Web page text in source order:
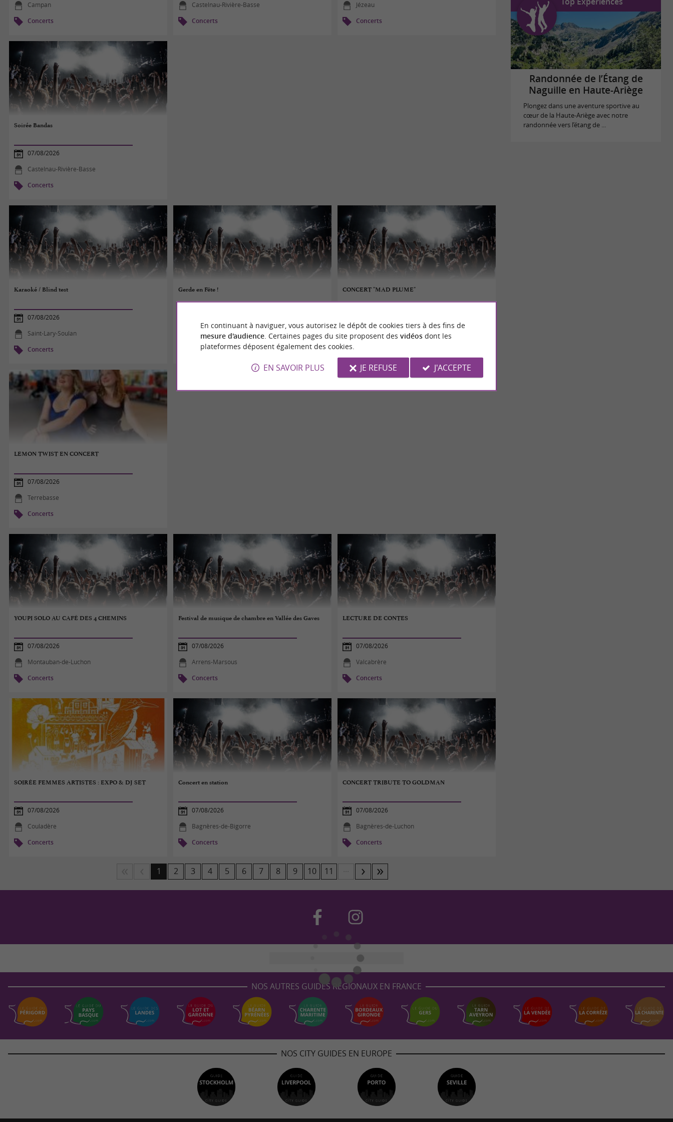
Campan
Concerts
Castelnau-Rivière-Basse
Concerts
Jézeau
Concerts
Soirée Bandas
07/08/2026
Castelnau-Rivière-Basse
Concerts
Karaoké / Blind test
07/08/2026
Saint-Lary-Soulan
Concerts
Gerde en Fête !
Gerde
Concerts
CONCERT "MAD PLUME"
Encausse-les-Thermes
LEMON TWIST EN CONCERT
07/08/2026
Terrebasse
Concerts
YOUPI SOLO AU CAFÉ DES 4 CHEMINS
07/08/2026
Montauban-de-Luchon
Concerts
Festival de musique de chambre en Vallée des Gaves
07/08/2026
Arrens-Marsous
Concerts
LECTURE DE CONTES
07/08/2026
Valcabrère
Concerts
SOIRÉE FEMMES ARTISTES : EXPO & DJ SET
07/08/2026
Couladère
Concerts
Concert en station
07/08/2026
Bagnères-de-Bigorre
Concerts
CONCERT TRIBUTE TO GOLDMAN
07/08/2026
Bagnères-de-Luchon
Concerts
1 2 3 4 5 6 7 8 9 10 11
Randonnée de l’Étang de
Naguille en Haute-Ariège
Plongez dans une aventure sportive au
cœur de la Haute-Ariège avec notre
randonnée vers l’étang de ...
NOS AUTRES GUIDES RÉGIONAUX EN FRANCE
NOS CITY GUIDES EN EUROPE
En continuant à naviguer, vous autorisez le dépôt de cookies tiers à des fins de
mesure d'audience. Certaines pages du site proposent des vidéosdont les
plateformes déposent également des cookies.
EN SAVOIR PLUS JE REFUSE J'ACCEPTE